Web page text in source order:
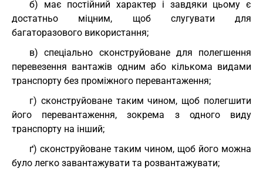
б) має постійний характер і завдяки цьому є
достатньо міцним, щоб слугувати для
багаторазового використання;
в) спеціально сконструйоване для полегшення
перевезення вантажів одним або кількома видами
транспорту без проміжного перевантаження;
г) сконструйоване таким чином, щоб полегшити
його перевантаження, зокрема з одного виду
транспорту на інший;
ґ) сконструйоване таким чином, щоб його можна
було легко завантажувати та розвантажувати;